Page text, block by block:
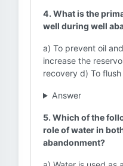
4. What is the
well during well
a) To prevent oil
increase the
recovery d) To
Answer
5. Which of the
role of water in
abandonment?